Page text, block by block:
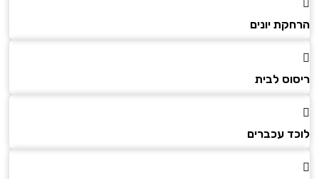
הרחקת יונים
ריסוס לבית
לוכד עכברים